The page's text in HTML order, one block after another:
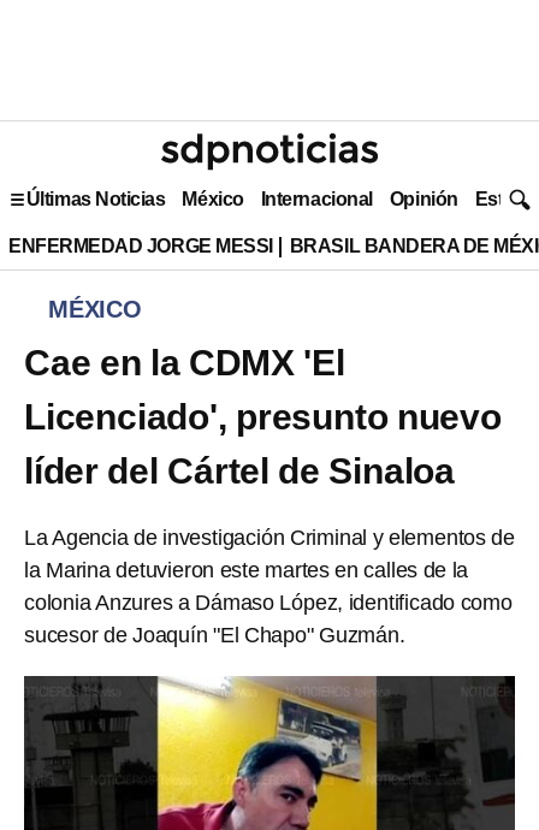
Últimas Noticias México Internacional Opinión Estilo
ENFERMEDAD JORGE MESSI BRASIL BANDERA DE
MÉXICO
Cae en la CDMX 'El
Licenciado', presunto nuevo
líder del Cártel de Sinaloa
La Agencia de investigación Criminal y elementos de
la Marina detuvieron este martes en calles de la
colonia Anzures a Dámaso López, identificado como
sucesor de Joaquín "El Chapo" Guzmán.